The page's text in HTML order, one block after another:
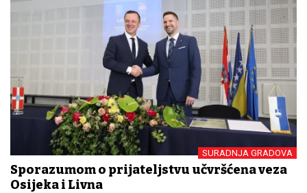
SURADNJA GRADOVA
Sporazumom o prijateljstvu učvršćena veza
Osijeka i Livna